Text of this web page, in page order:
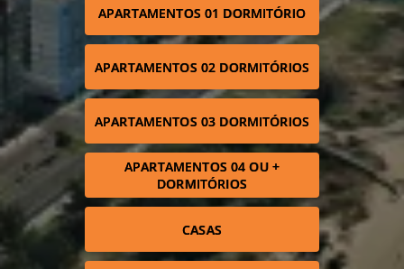
APARTAMENTOS 01 DORMITÓRIO
APARTAMENTOS 02 DORMITÓRIOS
APARTAMENTOS 03 DORMITÓRIOS
APARTAMENTOS 04 OU +
DORMITÓRIOS
CASAS